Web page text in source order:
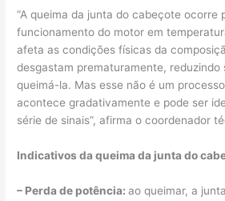
“A queima da junta do cabeçote ocorre
funcionamento do motor em
afeta as condições físicas da
desgastam prematuramente, reduzindo
queimá-la. Mas esse não é um
acontece gradativamente e pode ser
série de sinais”, afirma o coordenador
Indicativos da queima da junta do
– Perda de potência:ao queimar, a